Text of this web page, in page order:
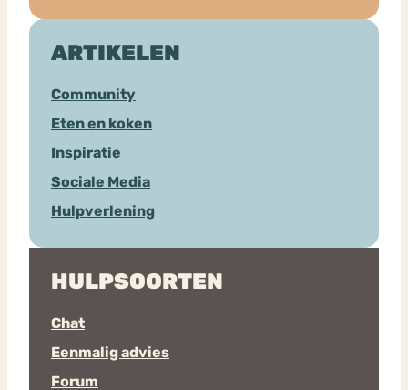
ARTIKELEN
Community
Eten en koken
Inspiratie
Sociale Media
Hulpverlening
HULPSOORTEN
Chat
Eenmalig advies
Forum